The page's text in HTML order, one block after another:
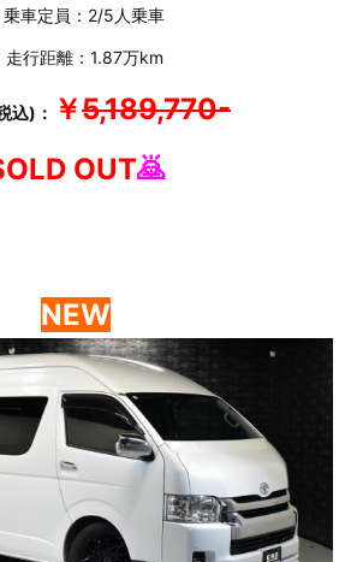
乗車定員：2/5人乗車
走行距離：1.87万km
込)： ￥5,189,770-
OUT🙇
NEW